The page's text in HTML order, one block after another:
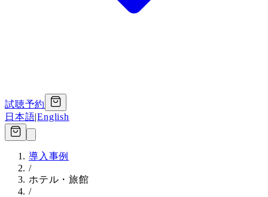
試聴予約
日本語|English
導入事例
/
ホテル・旅館
/